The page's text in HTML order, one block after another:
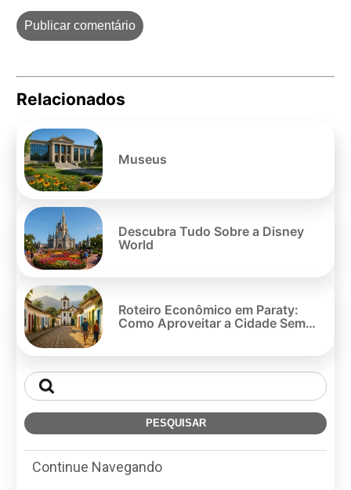
Relacionados
Museus
Descubra Tudo Sobre a Disney
World
Roteiro Econômico em Paraty:
Como Aproveitar a Cidade Sem
Continue Navegando